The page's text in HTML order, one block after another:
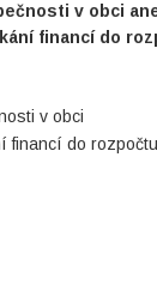
v obci
financí do
v obci
financí do